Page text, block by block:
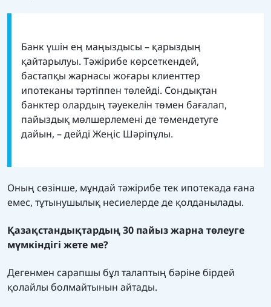
Банк үшін ең маңыздысы – қарыздың
қайтарылуы. Тәжірибе көрсеткендей,
бастапқы жарнасы жоғары клиенттер
ипотеканы тәртіппен төлейді. Сондықтан
банктер олардың тәуекелін төмен бағалап,
пайыздық мөлшерлемені де төмендетуге
дайын, – дейді Жеңіс Шәріпұлы.
Оның сөзінше, мұндай тәжірибе тек ипотекада ғана
емес, тұтынушылық несиелерде де қолданылады.
Қазақстандықтардың 30 пайыз жарна төлеуге
мүмкіндігі жете ме?
Дегенмен сарапшы бұл талаптың бәріне бірдей
қолайлы болмайтынын айтады.